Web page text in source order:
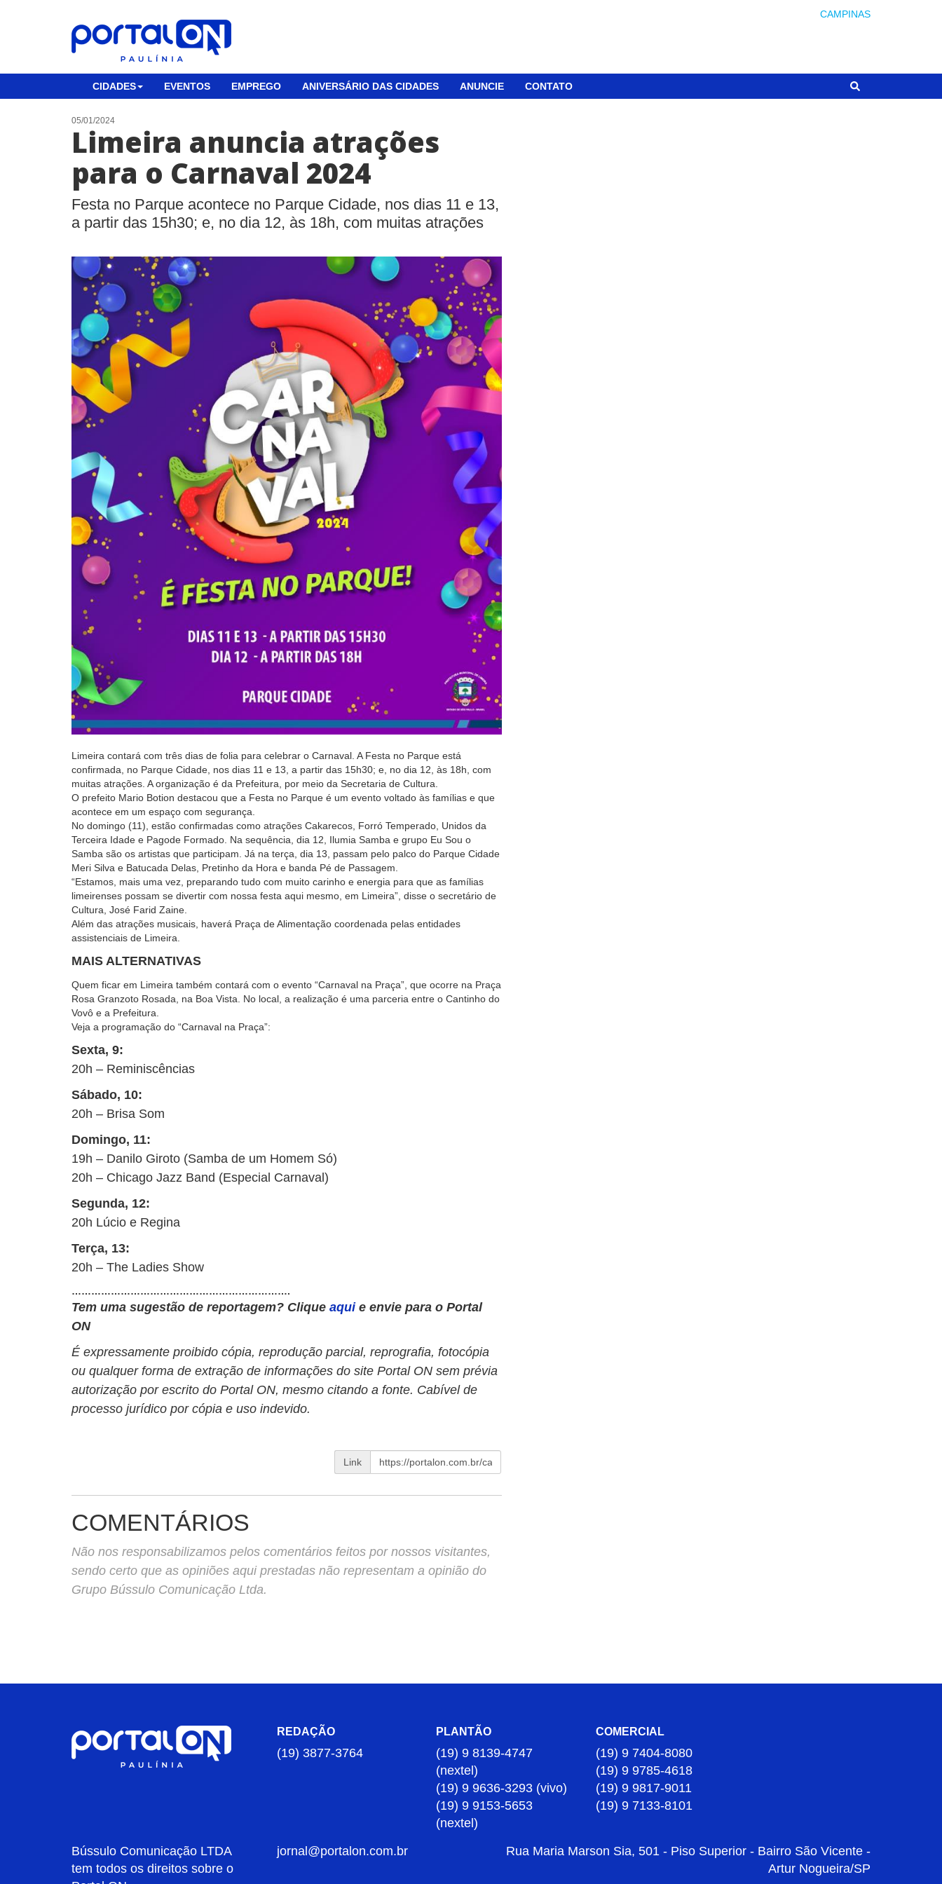
CAMPINAS
CIDADES EVENTOS EMPREGO ANIVERSÁRIO DAS CIDADES ANUNCIE CONTATO
05/01/2024
Limeira anuncia atrações
para o Carnaval 2024
Festa no Parque acontece no Parque Cidade, nos dias 11 e 13,
a partir das 15h30; e, no dia 12, às 18h, com muitas atrações
Limeira contará com três dias de folia para celebrar o Carnaval. A Festa no Parque está
confirmada, no Parque Cidade, nos dias 11 e 13, a partir das 15h30; e, no dia 12, às 18h, com
muitas atrações. A organização é da Prefeitura, por meio da Secretaria de Cultura.
O prefeito Mario Botion destacou que a Festa no Parque é um evento voltado às famílias e que
acontece em um espaço com segurança.
No domingo (11), estão confirmadas como atrações Cakarecos, Forró Temperado, Unidos da
Terceira Idade e Pagode Formado. Na sequência, dia 12, Ilumia Samba e grupo Eu Sou o
Samba são os artistas que participam. Já na terça, dia 13, passam pelo palco do Parque Cidade
Meri Silva e Batucada Delas, Pretinho da Hora e banda Pé de Passagem.
“Estamos, mais uma vez, preparando tudo com muito carinho e energia para que as famílias
limeirenses possam se divertir com nossa festa aqui mesmo, em Limeira”, disse o secretário de
Cultura, José Farid Zaine.
Além das atrações musicais, haverá Praça de Alimentação coordenada pelas entidades
assistenciais de Limeira.
MAIS ALTERNATIVAS
Quem ficar em Limeira também contará com o evento “Carnaval na Praça”, que ocorre na Praça
Rosa Granzoto Rosada, na Boa Vista. No local, a realização é uma parceria entre o Cantinho do
Vovô e a Prefeitura.
Veja a programação do “Carnaval na Praça”:
Sexta, 9:
20h – Reminiscências
Sábado, 10:
20h – Brisa Som
Domingo, 11:
19h – Danilo Giroto (Samba de um Homem Só)
20h – Chicago Jazz Band (Especial Carnaval)
Segunda, 12:
20h Lúcio e Regina
Terça, 13:
20h – The Ladies Show
………………………………………………………….
Tem uma sugestão de reportagem? Clique aqui e envie para o Portal
ON
É expressamente proibido cópia, reprodução parcial, reprografia, fotocópia
ou qualquer forma de extração de informações do site Portal ON sem prévia
autorização por escrito do Portal ON, mesmo citando a fonte. Cabível de
processo jurídico por cópia e uso indevido.
Link
COMENTÁRIOS
Não nos responsabilizamos pelos comentários feitos por nossos visitantes,
sendo certo que as opiniões aqui prestadas não representam a opinião do
Grupo Bússulo Comunicação Ltda.
REDAÇÃO
(19) 3877-3764
PLANTÃO
(19) 9 8139-4747
(nextel)
(19) 9 9636-3293 (vivo)
(19) 9 9153-5653
(nextel)
COMERCIAL
(19) 9 7404-8080
(19) 9 9785-4618
(19) 9 9817-9011
(19) 9 7133-8101
Bússulo Comunicação LTDA
tem todos os direitos sobre o
jornal@portalon.com.br
Rua Maria Marson Sia, 501 - Piso Superior - Bairro São Vicente -
Artur Nogueira/SP